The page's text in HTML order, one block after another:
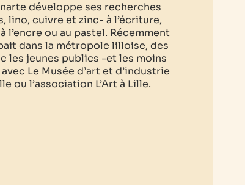
développe ses recherches
lino, cuivre et zinc- à l’écriture,
l’encre ou au pastel. Récemment
dans la métropole lilloise, des
les jeunes publics -et les moins
Le Musée d’art et d’industrie
ou l’association L’Art à Lille.